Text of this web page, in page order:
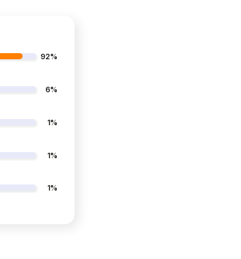
92%
6%
1%
1%
1%